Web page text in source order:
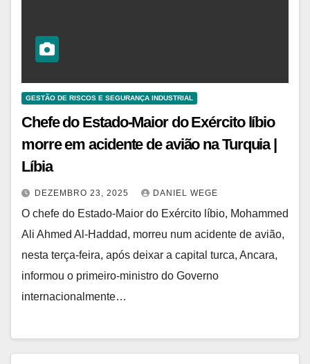
GESTÃO DE RISCOS E SEGURANÇA INDUSTRIAL
Chefe do Estado-Maior do Exército líbio
morre em acidente de avião na Turquia |
Líbia
DEZEMBRO 23, 2025 DANIEL WEGE
O chefe do Estado-Maior do Exército líbio, Mohammed
Ali Ahmed Al-Haddad, morreu num acidente de avião,
nesta terça-feira, após deixar a capital turca, Ancara,
informou o primeiro-ministro do Governo
internacionalmente…